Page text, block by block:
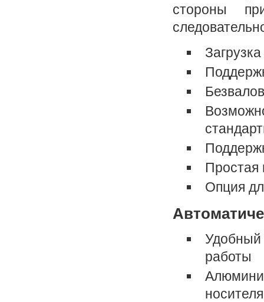
стороны
Простая
Опция
Удобный
работы
носителя